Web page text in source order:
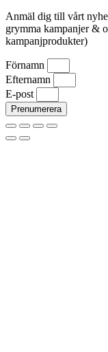
Anmäl dig till vårt
grymma kampanjer &
kampanjprodukter)
Förnamn
Efternamn
E-post
Prenumerera